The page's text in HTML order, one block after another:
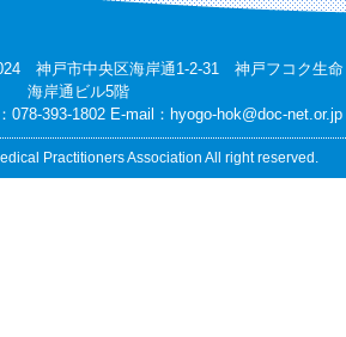
神戸市中央区海岸通1-2-31 神戸フコク生命
海岸通ビル5階
393-1802 E-mail： hyogo-hok@doc-net.or.jp
Practitioners Association All right reserved.